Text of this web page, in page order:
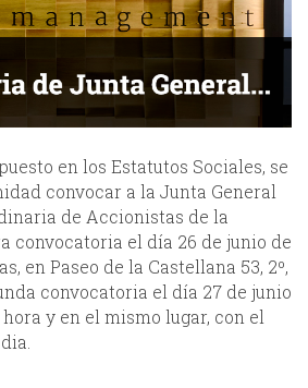
en los Estatutos Sociales, se
convocar a la Junta General
de Accionistas de la
convocatoria el día 26 de junio de
en Paseo de la Castellana 53, 2º,
convocatoria el día 27 de junio
y en el mismo lugar, con el